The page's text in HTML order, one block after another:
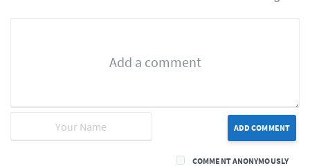
ADD COMMENT
COMMENT ANONYMOUSLY